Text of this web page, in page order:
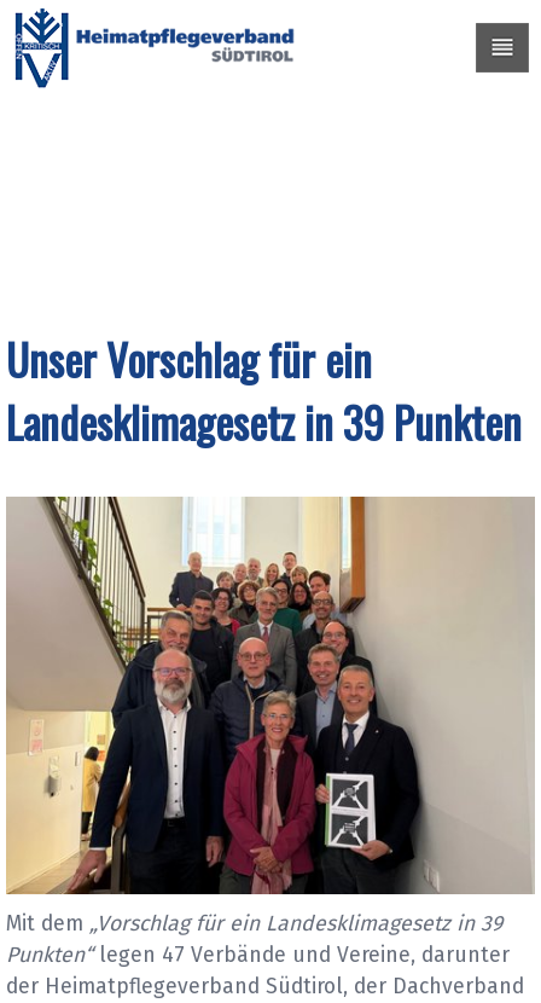
Unser Vorschlag für ein
Landesklimagesetz in 39 Punkten
Mit dem „Vorschlag für ein Landesklimagesetz in 39
Punkten“legen 47 Verbände und Vereine, darunter
der Heimatpflegeverband Südtirol, der Dachverband